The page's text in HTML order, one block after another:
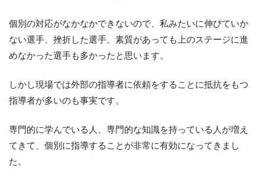
個別の対応がなかなかできないので、私みたいに伸びていか
ない選手、挫折した選手、素質があっても上のステージに進
めなかった選手も多かったと思います。
しかし現場では外部の指導者に依頼をすることに抵抗をもつ
指導者が多いのも事実です。
専門的に学んでいる人、専門的な知識を持っている人が増え
てきて、個別に指導することが非常に有効になってきまし
た。